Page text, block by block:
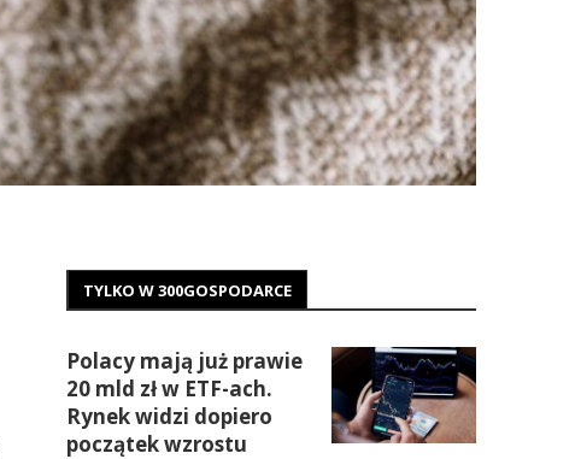
TYLKO W 300GOSPODARCE
Polacy mają już prawie
20 mld zł w ETF-ach.
Rynek widzi dopiero
początek wzrostu